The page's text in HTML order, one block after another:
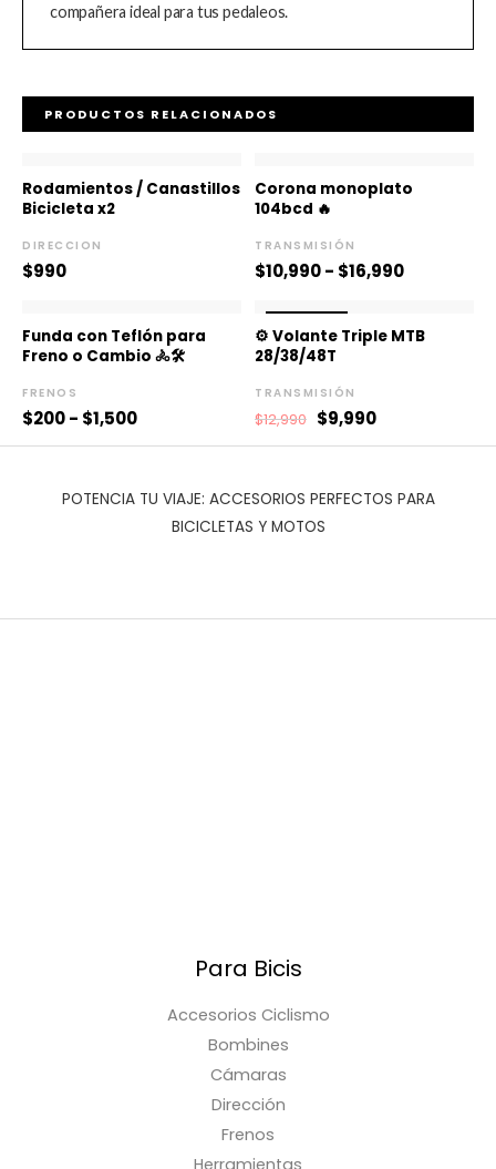
compañera ideal para tus pedaleos.
PRODUCTOS RELACIONADOS
Rodamientos / Canastillos
Bicicleta x2
DIRECCION
$990
Corona monoplato
104bcd 🔥
TRANSMISIÓN
$10,990- $16,990
de
hasta
Funda con Teflón para
Freno o Cambio 🚴🛠️
FRENOS
$200- $1,500
de
precios:
hasta
⚙️ Volante Triple MTB
28/38/48T
TRANSMISIÓN
$12,990
El
precio
original
$12,990.
$9,990
precio
POTENCIA TU VIAJE: ACCESORIOS PERFECTOS PARA
BICICLETAS Y MOTOS
Para Bicis
Accesorios Ciclismo
Bombines
Cámaras
Dirección
Frenos